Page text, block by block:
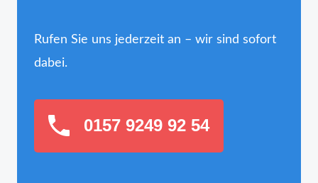
Rufen Sie uns jederzeit an – wir sind sofort
dabei.
0157 9249 92 54